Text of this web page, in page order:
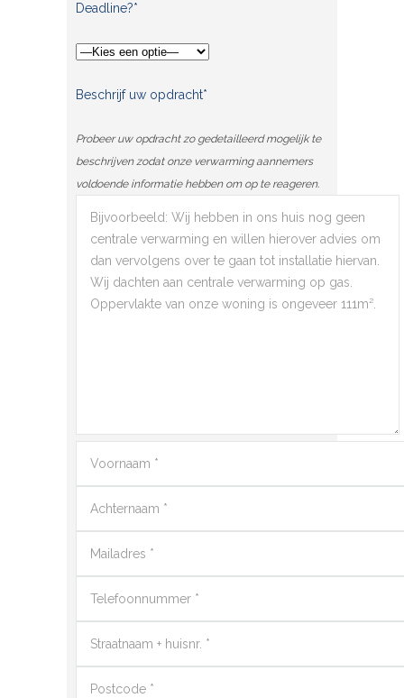
Deadline?*
Beschrijf uw opdracht*
Probeer uw opdracht zo gedetailleerd mogelijk te
beschrijven zodat onze verwarming aannemers
voldoende informatie hebben om op te reageren.